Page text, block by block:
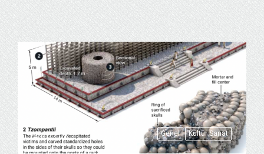
Genel Kültür Sanat
24/01/2026